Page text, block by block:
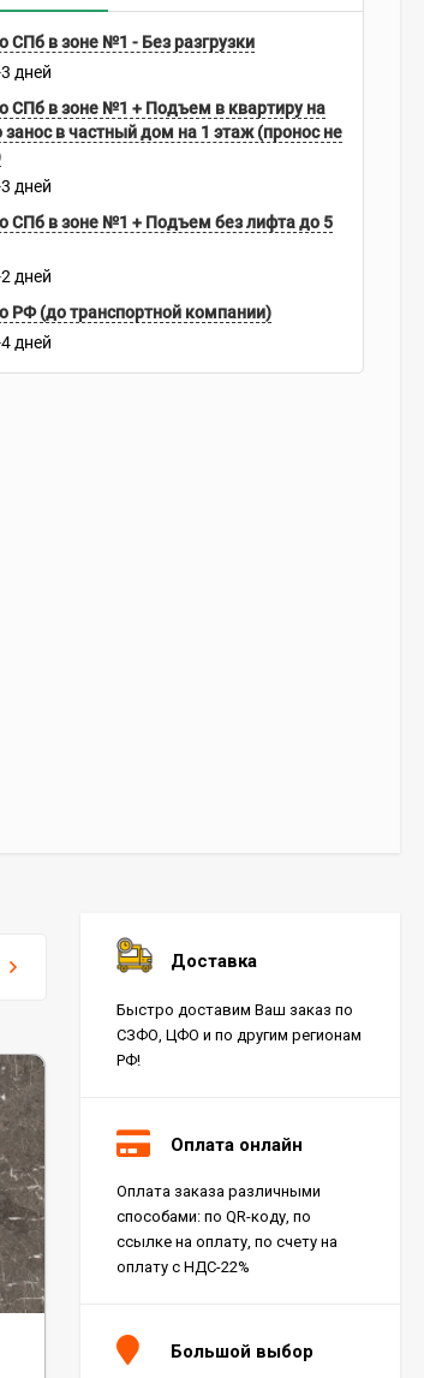
СПб в зоне №1 - Без разгрузки
дней
СПб в зоне №1 + Подъем в квартиру на
занос в частный дом на 1 этаж (пронос не
дней
СПб в зоне №1 + Подъем без лифта до 5
дней
РФ (до транспортной компании)
дней
610090002384
Вставка Atlas Concorde Russia Empire
Доставка
Быстро доставим Ваш заказ по
СЗФО, ЦФО и по другим регионам
РФ!
Оплата онлайн
Оплата заказа различными
способами: по QR-коду, по
ссылке на оплату, по счету на
оплату с НДС-22%
Большой выбор